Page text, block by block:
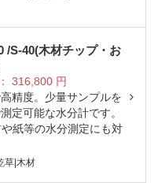
/S-40(木材チップ・お
316,800円
精度。少量サンプルを
定可能な水分計です。
紙等の水分測定にも対
草|木材